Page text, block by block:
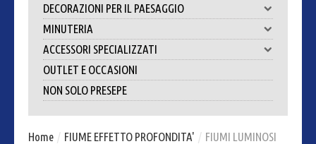
DECORAZIONI PER IL PAESAGGIO
MINUTERIA
ACCESSORI SPECIALIZZATI
OUTLET E OCCASIONI
NON SOLO PRESEPE
Home / FIUME EFFETTO PROFONDITA' / FIUMI LUMINOSI